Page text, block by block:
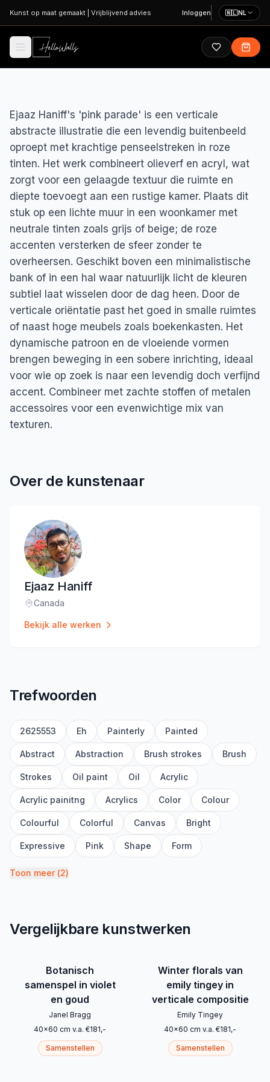
Ga naar hoofdinhoud
Kunst op maat gemaakt Vrijblijvend advies Inloggen 🇳🇱NL
Ejaaz Haniff's 'pink parade' is een verticale
abstracte illustratie die een levendig buitenbeeld
oproept met krachtige penseelstreken in roze
tinten. Het werk combineert olieverf en acryl, wat
zorgt voor een gelaagde textuur die ruimte en
diepte toevoegt aan een rustige kamer. Plaats dit
stuk op een lichte muur in een woonkamer met
neutrale tinten zoals grijs of beige; de roze
accenten versterken de sfeer zonder te
overheersen. Geschikt boven een minimalistische
bank of in een hal waar natuurlijk licht de kleuren
subtiel laat wisselen door de dag heen. Door de
verticale oriëntatie past het goed in smalle ruimtes
of naast hoge meubels zoals boekenkasten. Het
dynamische patroon en de vloeiende vormen
brengen beweging in een sobere inrichting, ideaal
voor wie op zoek is naar een levendig doch verfijnd
accent. Combineer met zachte stoffen of metalen
accessoires voor een evenwichtige mix van
texturen.
Over de kunstenaar
Ejaaz Haniff
Locatie:
Canada
Bekijk alle werken
Trefwoorden
2625553 Eh Painterly Painted
Abstract Abstraction Brush strokes Brush
Strokes Oil paint Oil Acrylic
Acrylic painitng Acrylics Color Colour
Colourful Colorful Canvas Bright
Expressive Pink Shape Form
Toon meer(2)
Vergelijkbare kunstwerken
Botanisch
samenspel in violet
en goud
Janel Bragg
40x60 cm v.a. €181,-
Samenstellen
Winter florals van
emily tingey in
verticale compositie
Emily Tingey
40x60 cm v.a. €181,-
Samenstellen